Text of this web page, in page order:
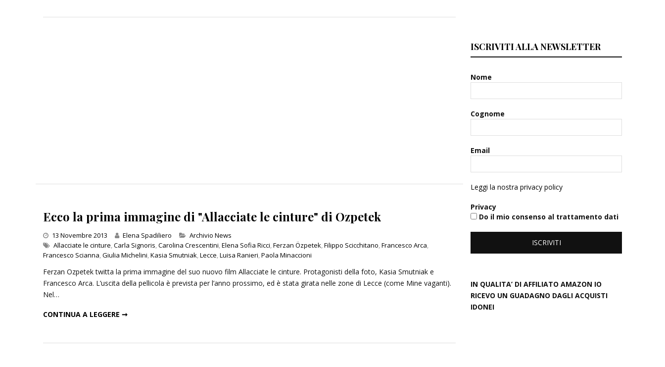
Ecco la prima immagine di "Allacciate le cinture" di Ozpetek
13 Novembre 2013 Elena Spadiliero Categories
Archivio News
Allacciate le cinture,Carla Signoris,Carolina Crescentini,Elena Sofia Ricci,Ferzan Özpetek,Filippo Scicchitano,Francesco Arca,
Francesco Scianna,Giulia Michelini,Kasia Smutniak,Lecce,Luisa Ranieri,Paola Minaccioni
Ferzan Ozpetek twitta la prima immagine del suo nuovo film Allacciate le cinture. Protagonisti della foto, Kasia Smutniak e
Francesco Arca. L’uscita della pellicola è prevista per l’anno prossimo, ed è stata girata nelle zone di Lecce (come Mine vaganti).
Nel…
CONTINUA A LEGGERE ➞
ISCRIVITI ALLA NEWSLETTER
Nome
Cognome
Email
Leggi la nostra privacy policy
Privacy
Do il mio consenso al trattamento dati
IN QUALITA’ DI AFFILIATO AMAZON IO
RICEVO UN GUADAGNO DAGLI ACQUISTI
IDONEI